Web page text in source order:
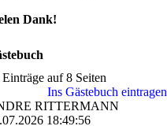
Dank!
auf 8 Seiten
Ins Gästebuch eintragen
RITTERMANN
18:49:56